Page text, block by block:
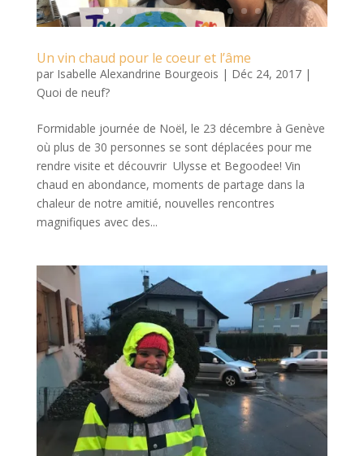
Un vin chaud pour le coeur et l’âme
par Isabelle Alexandrine Bourgeois | Déc 24, 2017|
Quoi de neuf?
Formidable journée de Noël, le 23 décembre à Genève
où plus de 30 personnes se sont déplacées pour me
rendre visite et découvrir Ulysse et Begoodee! Vin
chaud en abondance, moments de partage dans la
chaleur de notre amitié, nouvelles rencontres
magnifiques avec des...